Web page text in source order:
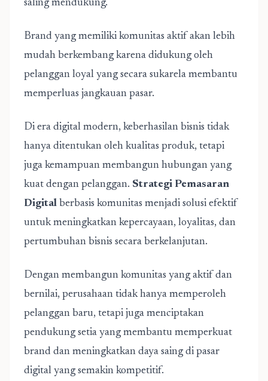
saling mendukung.
Brand yang memiliki komunitas aktif akan lebih
mudah berkembang karena didukung oleh
pelanggan loyal yang secara sukarela membantu
memperluas jangkauan pasar.
Di era digital modern, keberhasilan bisnis tidak
hanya ditentukan oleh kualitas produk, tetapi
juga kemampuan membangun hubungan yang
kuat dengan pelanggan. Strategi Pemasaran
Digital berbasis komunitas menjadi solusi efektif
untuk meningkatkan kepercayaan, loyalitas, dan
pertumbuhan bisnis secara berkelanjutan.
Dengan membangun komunitas yang aktif dan
bernilai, perusahaan tidak hanya memperoleh
pelanggan baru, tetapi juga menciptakan
pendukung setia yang membantu memperkuat
brand dan meningkatkan daya saing di pasar
digital yang semakin kompetitif.